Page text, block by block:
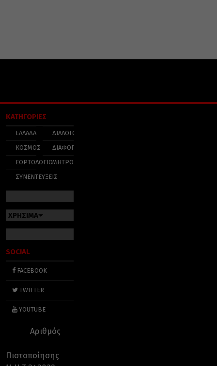
ΚΑΤΗΓΟΡΙΕΣ
ΕΛΛΑΔΑ
ΚΟΣΜΟΣ
ΕΟΡΤΟΛΟΓΙΟ
ΣΥΝΕΝΤΕΥΞΕΙΣ
ΔΙΑΛΟΓΟΣ
ΔΙΑΦΟΡΑ
ΜΗΤΡΟΠΟΛΕΙΣ
ΧΡΗΣΙΜΑ
SOCIAL
FACEBOOK
TWITTER
YOUTUBE
Αριθμός
Πιστοποίησης